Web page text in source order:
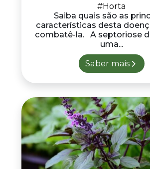
#Horta
Saiba quais são as
características desta
combatê-la. A septoriose
uma...
Saber mais